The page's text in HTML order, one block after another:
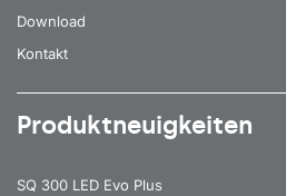
Download
Kontakt
Produktneuigkeiten
SQ 300 LED Evo Plus